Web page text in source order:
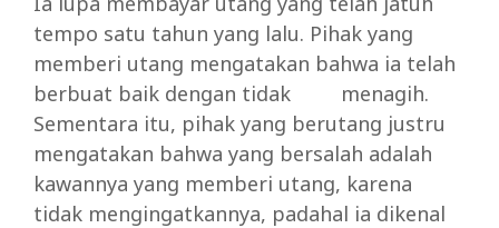
tempo satu tahun yang lalu. Pihak yang
memberi utang mengatakan bahwa ia telah
berbuat baik dengan tidak menagih.
Sementara itu, pihak yang berutang justru
mengatakan bahwa yang bersalah adalah
kawannya yang memberi utang, karena
tidak mengingatkannya, padahal ia dikenal